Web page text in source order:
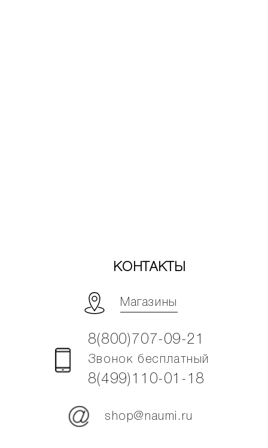
КОНТАКТЫ
Магазины
8(800)707-09-21
Звонок бесплатный
8(499)110-01-18
shop@naumi.ru